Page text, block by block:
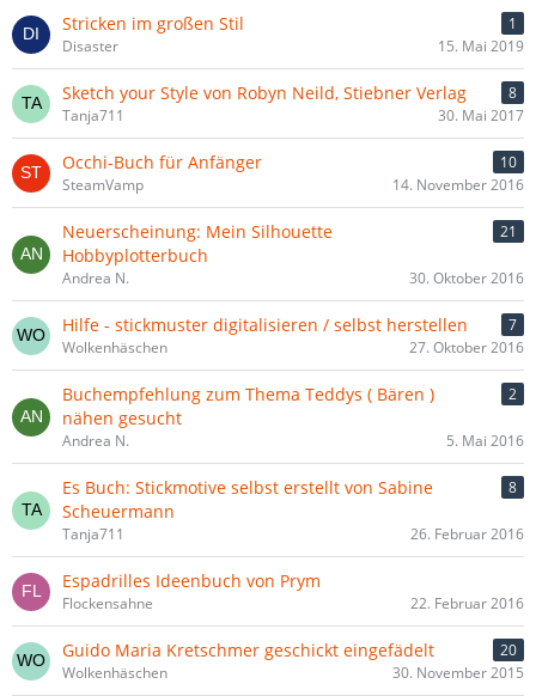
Stricken im großen Stil
1
Disaster
15. Mai 2019
Sketch your Style von Robyn Neild, Stiebner Verlag
8
Tanja711
30. Mai 2017
Occhi-Buch für Anfänger
10
SteamVamp
14. November 2016
Neuerscheinung: Mein Silhouette
Hobbyplotterbuch
21
Andrea N. 30. Oktober 2016
Hilfe - stickmuster digitalisieren / selbst herstellen
7
Wolkenhäschen
27. Oktober 2016
Buchempfehlung zum Thema Teddys ( Bären )
nähen gesucht
2
Andrea N. 5. Mai 2016
Es Buch: Stickmotive selbst erstellt von Sabine
Scheuermann
8
Tanja711 26. Februar 2016
Espadrilles Ideenbuch von Prym
Flockensahne 22. Februar 2016
Guido Maria Kretschmer geschickt eingefädelt
20
Wolkenhäschen
30. November 2015